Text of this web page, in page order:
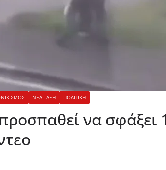
ΝΕΑ ΤΑΞΗ ΠΟΛΙΤΙΚΗ
να σφάξει